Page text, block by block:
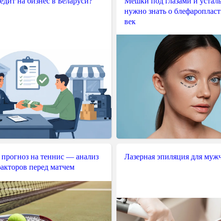
нужно знать о
век
прогноз на теннис — анализ
перед матчем
Лазерная эпиляция для